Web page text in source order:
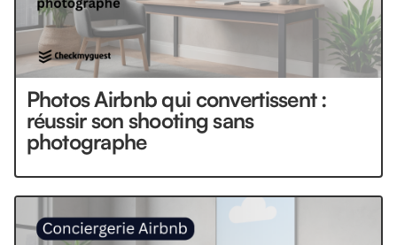
Photos Airbnb qui convertissent :
réussir son shooting sans
photographe